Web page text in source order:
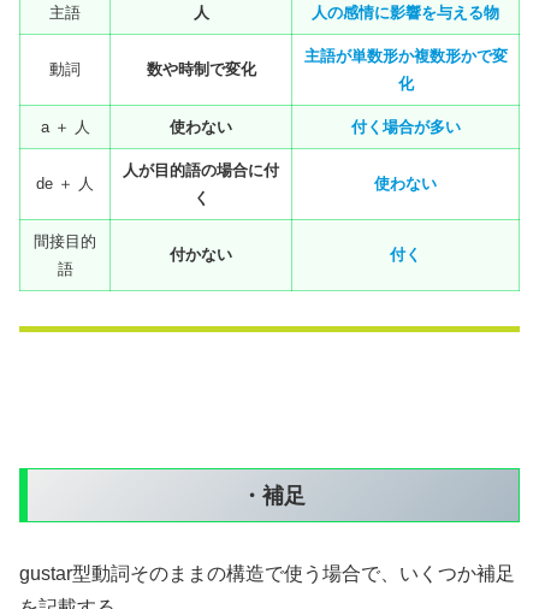
主語 人 人の感情に影響を与える物
動詞 数や時制で変化
主語が単数形か複数形かで変
化
a ＋ 人 使わない 付く場合が多い
de ＋ 人
人が目的語の場合に付
く
使わない
間接目的
語
付かない 付く
・補足
gustar型動詞そのままの構造で使う場合で、いくつか補足